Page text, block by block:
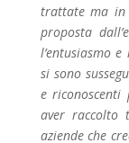
trattate ma in
proposta
l’entusiasmo
si sono
e riconoscenti
aver raccolto
aziende che